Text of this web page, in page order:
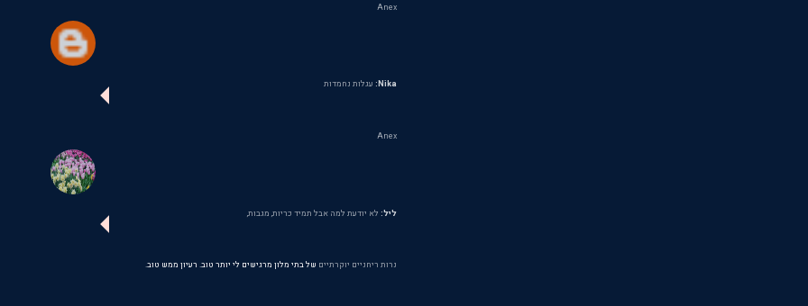
Anex
Nika: עגלות נחמדות
Anex
ליל: לא יודעת למה אבל תמיד כריות, מגבות,
נרות ריחניים יוקרתיים של בתי מלון מרגישים לי יותר טוב. רעיון ממש טוב.